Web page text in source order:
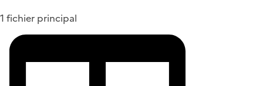
1 fichier principal